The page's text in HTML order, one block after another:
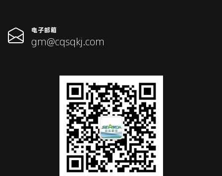
电子邮箱
gm@cqsqkj.com